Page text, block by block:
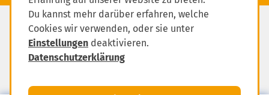
Impressum
Datenschutzerklärung
Du kannst mehr darüber erfahren, welche
Cookies wir verwenden, oder sie unter
Einstellungen deaktivieren.
Datenschutzerklärung